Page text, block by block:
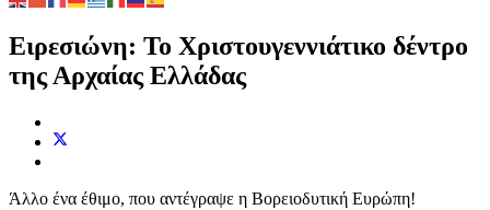
Ειρεσιώνη: Το Χριστουγεννιάτικο δέντρο
της Αρχαίας Ελλάδας
Άλλο ένα έθιμο, που αντέγραψε η Βορειοδυτική Ευρώπη!